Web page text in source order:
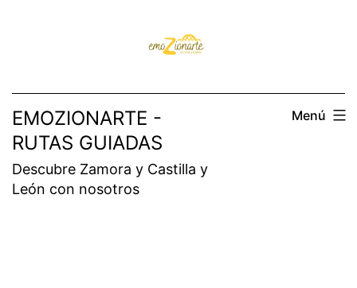
EMOZIONARTE -
RUTAS GUIADAS
Descubre Zamora y Castilla y
León con nosotros
Menú